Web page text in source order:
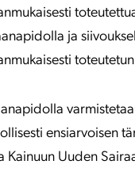
ja
ensiarvoisen
Kainuun Uuden